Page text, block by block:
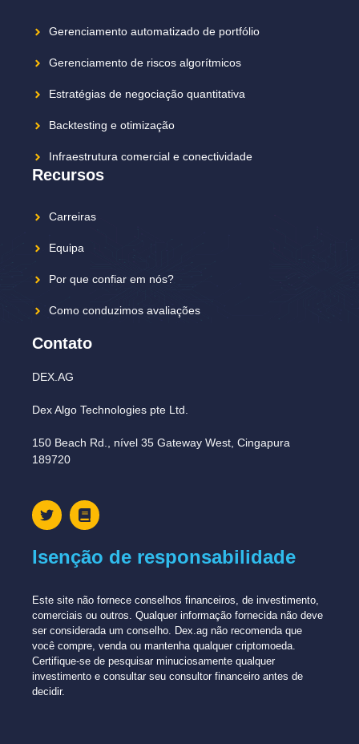
Gerenciamento automatizado de portfólio
Gerenciamento de riscos algorítmicos
Estratégias de negociação quantitativa
Backtesting e otimização
Infraestrutura comercial e conectividade
Recursos
Carreiras
Equipa
Por que confiar em nós?
Como conduzimos avaliações
Contato
DEX.AG
Dex Algo Technologies pte Ltd.
150 Beach Rd., nível 35 Gateway West, Cingapura
189720
Isenção de responsabilidade
Este site não fornece conselhos financeiros, de investimento,
comerciais ou outros. Qualquer informação fornecida não deve
ser considerada um conselho. Dex.ag não recomenda que
você compre, venda ou mantenha qualquer criptomoeda.
Certifique-se de pesquisar minuciosamente qualquer
investimento e consultar seu consultor financeiro antes de
decidir.